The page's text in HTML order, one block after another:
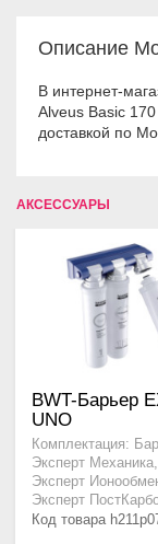
Описание
В интернет-
Alveus Basic
доставкой по
АКСЕССУАРЫ
BWT-Барьер
UNO
Комплектация:
Эксперт
Эксперт
Эксперт
Код товара